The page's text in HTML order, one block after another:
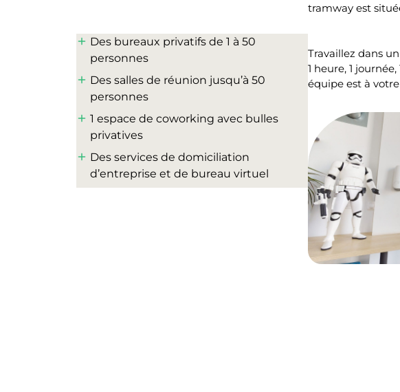
Des bureaux privatifs de 1 à 50
personnes
Des salles de réunion jusqu’à 50
personnes
1 espace de coworking avec bulles
privatives
Des services de domiciliation
d’entreprise et de bureau virtuel
tramway est
Travaillez dans
1 heure, 1
équipe est à